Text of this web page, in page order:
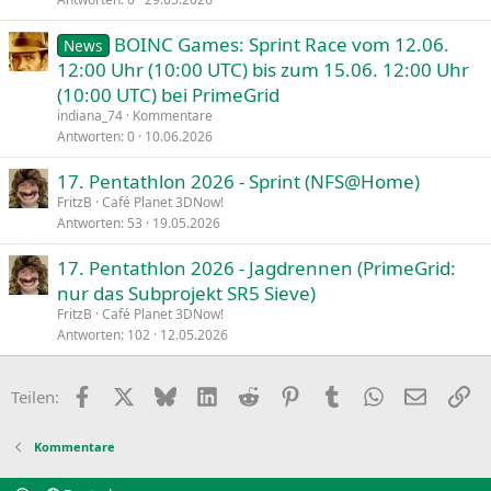
News
BOINC Games: Sprint Race vom 12.06.
12:00 Uhr (10:00 UTC) bis zum 15.06. 12:00 Uhr
(10:00 UTC) bei PrimeGrid
indiana_74 Kommentare
Antworten 0 10.06.2026
17. Pentathlon 2026 - Sprint (NFS@Home)
FritzB Café Planet 3DNow!
Antworten 53 19.05.2026
17. Pentathlon 2026 - Jagdrennen (PrimeGrid:
nur das Subprojekt SR5 Sieve)
FritzB Café Planet 3DNow!
Antworten 102 12.05.2026
Teilen: Facebook BlueskyLinkedIn
Reddit PinterestTumblr WhatsApp
E-Mail
Kommentare